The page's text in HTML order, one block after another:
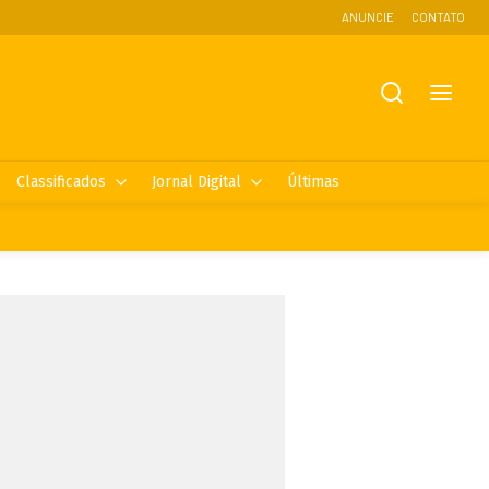
ANUNCIE CONTATO
Classificados Jornal Digital Últimas